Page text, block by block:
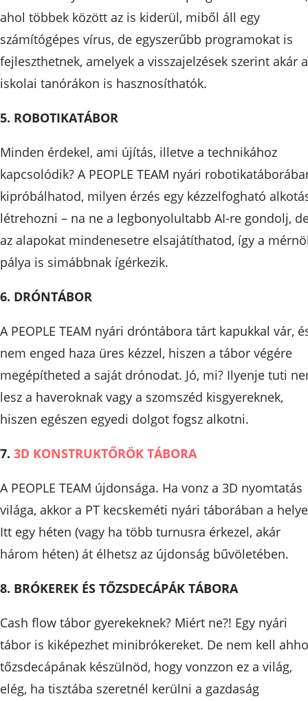
ahol többek között az is kiderül, miből áll egy
számítógépes vírus, de egyszerűbb programokat is
fejleszthetnek, amelyek a visszajelzések szerint akár
iskolai tanórákon is hasznosíthatók.
5. ROBOTIKATÁBOR
Minden érdekel, ami újítás, illetve a technikához
kapcsolódik? A PEOPLE TEAM nyári
kipróbálhatod, milyen érzés egy kézzelfogható
létrehozni – na ne a legbonyolultabb AI-re gondolj,
az alapokat mindenesetre elsajátíthatod, így a
pálya is simábbnak ígérkezik.
6. DRÓNTÁBOR
A PEOPLE TEAM nyári dróntábora tárt kapukkal vár,
nem enged haza üres kézzel, hiszen a tábor végére
megépítheted a saját drónodat. Jó, mi? Ilyenje tuti
lesz a haveroknak vagy a szomszéd kisgyereknek,
hiszen egészen egyedi dolgot fogsz alkotni.
7. 3D KONSTRUKTŐRÖK TÁBORA
A PEOPLE TEAM újdonsága. Ha vonz a 3D nyomtatás
világa, akkor a PT kecskeméti nyári táborában a
Itt egy héten (vagy ha több turnusra érkezel, akár
három héten) át élhetsz az újdonság bűvöletében.
8. BRÓKEREK ÉS TŐZSDECÁPÁK TÁBORA
Cash flow tábor gyerekeknek? Miért ne?! Egy nyári
tábor is kiképezhet minibrókereket. De nem kell
tőzsdecápának készülnöd, hogy vonzzon ez a világ,
elég, ha tisztába szeretnél kerülni a gazdaság